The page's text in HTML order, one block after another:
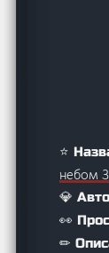
⭐
небом 3
💎
👀
✏